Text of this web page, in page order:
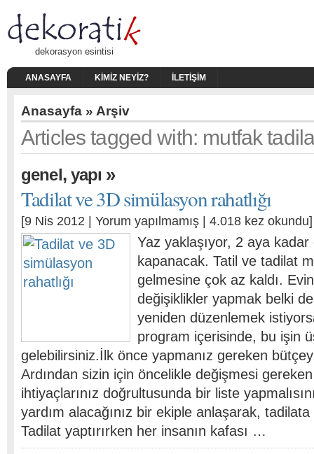
dekorasyon esintisi
ANASAYFA KIMIZ NEYIZ? İLETIŞIM
Anasayfa » Arşiv
Articles tagged with: mutfak
genel, yapı »
Tadilat ve 3D simülasyon rahatlığı
[9 Nis 2012 | Yorum yapılmamış | 4.018 kez okundu]
Yaz yaklaşıyor, 2 aya
kapanacak. Tatil ve tadilat
gelmesine çok az kaldı.
değişiklikler yapmak belki
yeniden düzenlemek
program içerisinde, bu işin
gelebilirsiniz.İlk önce yapmanız gereken
Ardından sizin için öncelikle değişmesi
ihtiyaçlarınız doğrultusunda bir liste
yardım alacağınız bir ekiple anlaşarak,
Tadilat yaptırırken her insanın kafası …